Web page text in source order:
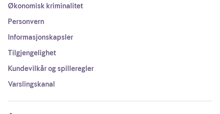
Økonomisk kriminalitet
Personvern
Informasjonskapsler
Tilgjengelighet
Kundevilkår og spilleregler
Varslingskanal